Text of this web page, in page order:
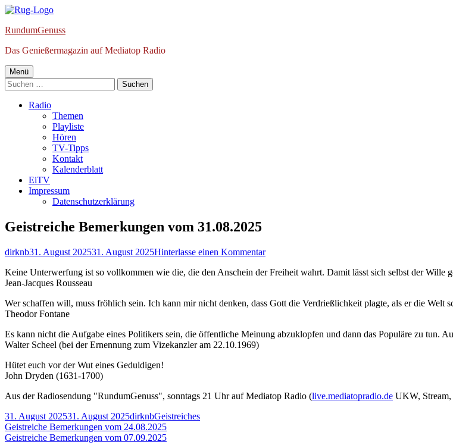
Springe
Inhalt
RundumGenuss
Das Genießermagazin auf Mediatop Radio
Primäres
Menü
Menü
Suchen
nach:
Radio
Themen
Playliste
Hören
TV-Tipps
Kontakt
Kalenderblatt
EiTV
Impressum
Datenschutzerklärung
Geistreiche Bemerkungen vom 31.08.2025
Autor
dirknbVeröffentlicht
31. August 202531. August 2025Hinterlasse einen Kommentarzu
Bemerkungen
Keine Unterwerfung ist so vollkommen wie die, die den Anschein der Freiheit wahrt. Damit lässt sich selbst der Wille
Jean-Jacques Rousseau
Wer schaffen will, muss fröhlich sein. Ich kann mir nicht denken, dass Gott die Verdrießlichkeit plagte, als er die Welt
Theodor Fontane
Es kann nicht die Aufgabe eines Politikers sein, die öffentliche Meinung abzuklopfen und dann das Populäre zu tun.
Walter Scheel (bei der Ernennung zum Vizekanzler am 22.10.1969)
Hütet euch vor der Wut eines Geduldigen!
John Dryden (1631-1700)
Aus der Radiosendung "RundumGenuss", sonntags 21 Uhr auf Mediatop Radio (live.mediatopradio.de UKW,
Veröffentlicht
am
31. August 202531. August 2025Autor
dirknbKategorien
Geistreiches
Beitragsnavigation
Vorheriger
Beitrag:
Geistreiche Bemerkungen vom 24.08.2025
Nächster
Geistreiche Bemerkungen vom 07.09.2025